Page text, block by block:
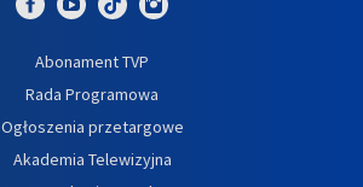
Abonament TVP
Rada Programowa
Ogłoszenia przetargowe
Akademia Telewizyjna